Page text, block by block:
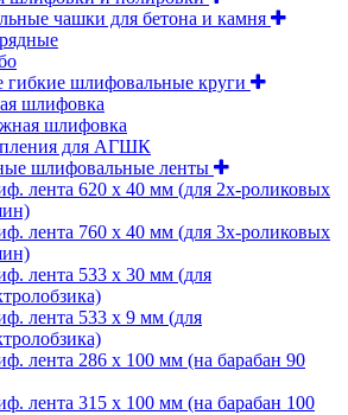
чашки для бетона и камня
гибкие шлифовальные круги
шлифовка
шлифовка
для АГШК
шлифовальные ленты
лента 620 х 40 мм (для 2х-роликовых
лента 760 х 40 мм (для 3х-роликовых
лента 533 х 30 мм (для
лента 533 х 9 мм (для
лента 286 х 100 мм (на барабан 90
лента 315 х 100 мм (на барабан 100